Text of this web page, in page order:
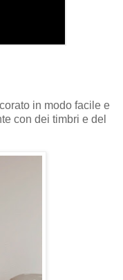
in modo facile e
con dei timbri e del